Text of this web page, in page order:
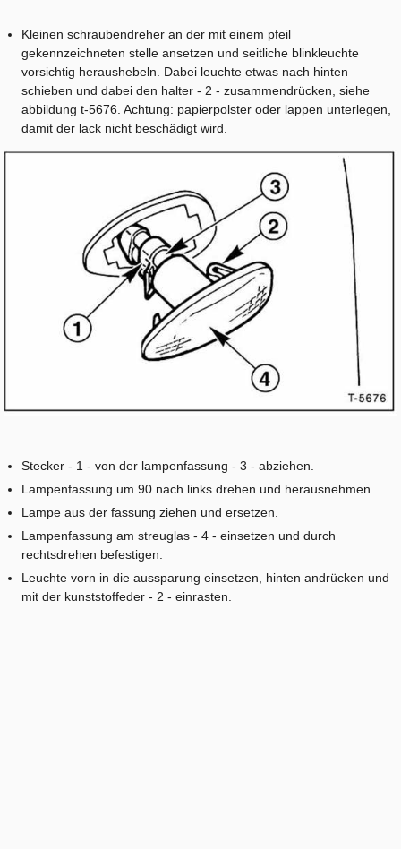
Kleinen schraubendreher an der mit einem pfeil
gekennzeichneten stelle ansetzen und seitliche blinkleuchte
vorsichtig heraushebeln. Dabei leuchte etwas nach hinten
schieben und dabei den halter - 2 - zusammendrücken, siehe
abbildung t-5676. Achtung: papierpolster oder lappen unterlegen,
damit der lack nicht beschädigt wird.
Stecker - 1 - von der lampenfassung - 3 - abziehen.
Lampenfassung um 90 nach links drehen und herausnehmen.
Lampe aus der fassung ziehen und ersetzen.
Lampenfassung am streuglas - 4 - einsetzen und durch
rechtsdrehen befestigen.
Leuchte vorn in die aussparung einsetzen, hinten andrücken und
mit der kunststoffeder - 2 - einrasten.